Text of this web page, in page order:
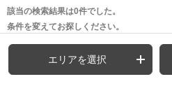
該当の検索結果は0件でした。
条件を変えてお探しください。
エリアを選択